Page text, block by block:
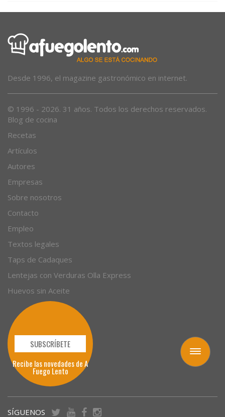
Toggle
navigation
Desde 1996, el magazine gastronómico en internet.
© 1996 - 2026. 31 años. Todos los derechos reservados.
Blog de cocina
Recetas
Artículos
Autores
Empresas
Sobre nosotros
Contacto
Empleo
Textos legales
Taps de Cadaques
Lentejas con Verduras Olla Express
Huevos sin Aceite
SUBSCRÍBETE
Recibe las novedades de A
Fuego Lento
SÍGUENOS